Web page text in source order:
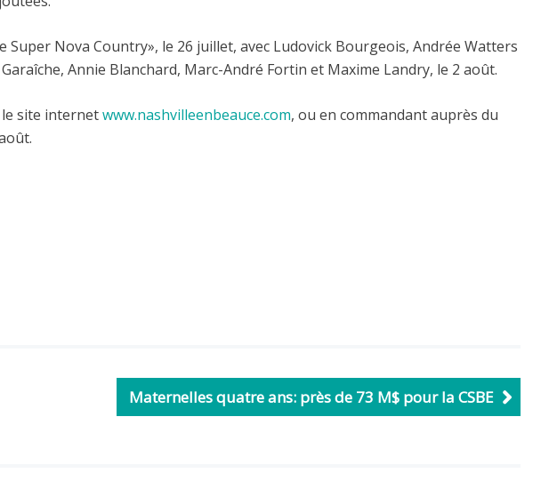
Nova Country», le 26 juillet, avec Ludovick Bourgeois, Andrée Watters
Annie Blanchard, Marc-André Fortin et Maxime Landry, le 2 août.
le site internetwww.nashvilleenbeauce.com, ou en commandant auprès du
Maternelles quatre ans: près de 73 M$ pour la CSBE